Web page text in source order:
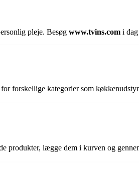
pleje. Besøg www.tvins.com i
forskellige kategorier som
produkter, lægge dem i kurven og